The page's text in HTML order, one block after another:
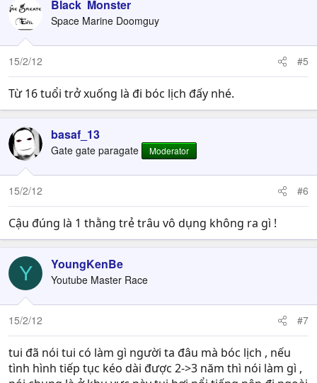
Black Monster
Space Marine Doomguy
15/2/12 #5
Từ 16 tuổi trở xuống là đi bóc lịch đấy nhé.
basaf_13
Gate gate paragate Moderator
15/2/12 #6
Cậu đúng là 1 thằng trẻ trâu vô dụng không ra gì !
Y YoungKenBe
Youtube Master Race
15/2/12 #7
tui đã nói tui có làm gì người ta đâu mà bóc lịch , nếu
tình hình tiếp tục kéo dài được 2->3 năm thì nói làm gì ,